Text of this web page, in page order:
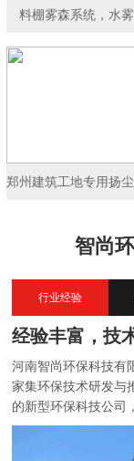
料棚雾森系统，水
郑州建筑工地专用扬
智尚
行业经验
经验丰富，技
河南智尚环保科技有
家集环保技术研发与
的新型环保科技公司